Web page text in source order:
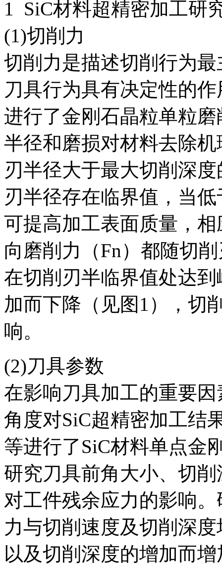
1 SiC材料超精密加工研
(1)切削力
切削力是描述切削行为
刀具行为具有决定性的
进行了金刚石晶粒单粒
半径和磨损对材料去除
刃半径大于最大切削深
刃半径存在临界值，当
可提高加工表面质量，
向磨削力（Fn）都随切
在切削刃半临界值处达
加而下降（见图1），切
响。
(2)刀具参数
在影响刀具加工的重要
角度对SiC超精密加工结
等进行了SiC材料单点金
研究刀具前角大小、切
对工件残余应力的影响
力与切削速度及切削深
以及切削深度的增加而